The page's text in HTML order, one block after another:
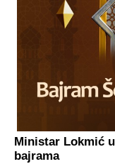
Ministar Lokmić
bajrama